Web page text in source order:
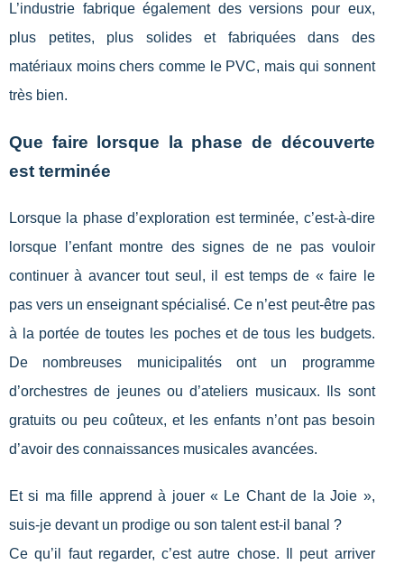
L’industrie fabrique également des versions pour eux,
plus petites, plus solides et fabriquées dans des
matériaux moins chers comme le PVC, mais qui sonnent
très bien.
Que faire lorsque la phase de découverte
est terminée
Lorsque la phase d’exploration est terminée, c’est-à-dire
lorsque l’enfant montre des signes de ne pas vouloir
continuer à avancer tout seul, il est temps de « faire le
pas vers un enseignant spécialisé. Ce n’est peut-être pas
à la portée de toutes les poches et de tous les budgets.
De nombreuses municipalités ont un programme
d’orchestres de jeunes ou d’ateliers musicaux. Ils sont
gratuits ou peu coûteux, et les enfants n’ont pas besoin
d’avoir des connaissances musicales avancées.
Et si ma fille apprend à jouer « Le Chant de la Joie »,
suis-je devant un prodige ou son talent est-il banal ?
Ce qu’il faut regarder, c’est autre chose. Il peut arriver